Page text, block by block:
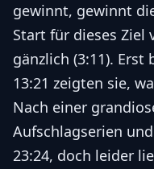
gewinnt, gewinnt
Start für dieses Ziel
gänzlich (3:11).
13:21 zeigten sie,
Nach einer
Aufschlagserien
23:24, doch leider